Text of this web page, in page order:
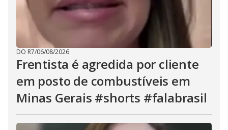
DO R7/06/08/2026
Frentista é agredida por cliente
em posto de combustíveis em
Minas Gerais #shorts #falabrasil